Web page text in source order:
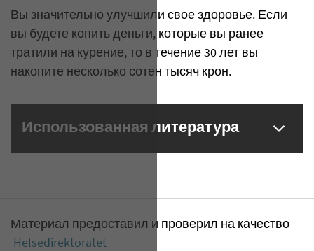
Вы значительно улучшили свое здоровье. Если
вы будете копить деньги, которые вы ранее
тратили на курение, то в течение 30 лет вы
накопите несколько сотен тысяч крон.
Использованная литература
Материал предоставил и проверил на качество
Helsedirektoratet